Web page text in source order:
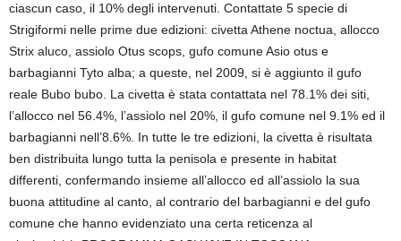
ciascun caso, il 10% degli intervenuti. Contattate 5 specie di
Strigiformi nelle prime due edizioni: civetta Athene noctua, allocco
Strix aluco, assiolo Otus scops, gufo comune Asio otus e
barbagianni Tyto alba; a queste, nel 2009, si è aggiunto il gufo
reale Bubo bubo. La civetta è stata contattata nel 78.1% dei siti,
l’allocco nel 56.4%, l’assiolo nel 20%, il gufo comune nel 9.1% ed il
barbagianni nell’8.6%. In tutte le tre edizioni, la civetta è risultata
ben distribuita lungo tutta la penisola e presente in habitat
differenti, confermando insieme all’allocco ed all’assiolo la sua
buona attitudine al canto, al contrario del barbagianni e del gufo
comune che hanno evidenziato una certa reticenza al